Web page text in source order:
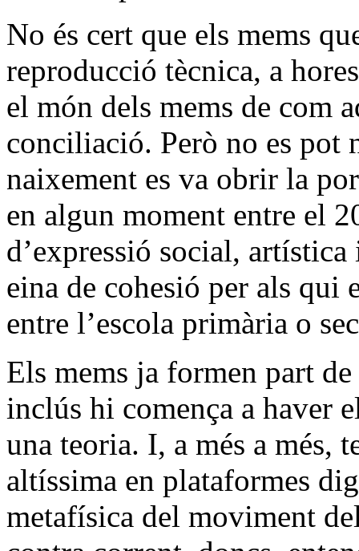
No és cert que els mems
reproducció tècnica, a
el món dels mems de com
conciliació. Però no es pot
naixement es va obrir la
en algun moment entre el
d’expressió social,
eina de cohesió per als qui
entre l’escola primària o
Els mems ja formen part
inclús hi comença a haver
una teoria. I, a més a més,
altíssima en plataformes
metafísica del moviment